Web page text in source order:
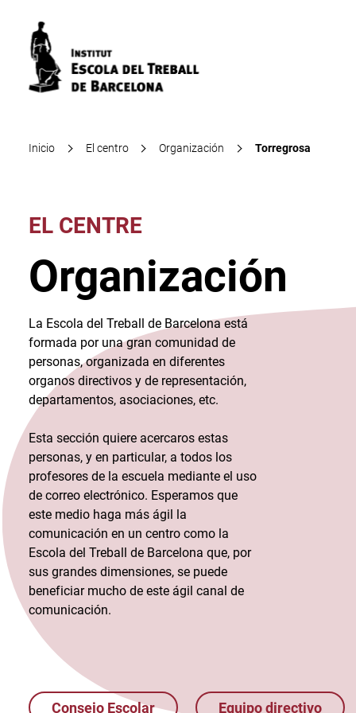
Inicio El centro Organización Torregrosa
EL CENTRE
Organización
La Escola del Treball de Barcelona está
formada por una gran comunidad de
personas, organizada en diferentes
organos directivos y de representación,
departamentos, asociaciones, etc.
Esta sección quiere acercaros estas
personas, y en particular, a todos los
profesores de la escuela mediante el uso
de correo electrónico. Esperamos que
este medio haga más ágil la
comunicación en un centro como la
Escola del Treball de Barcelona que, por
sus grandes dimensiones, se puede
beneficiar mucho de este ágil canal de
comunicación.
Consejo Escolar Equipo directivo